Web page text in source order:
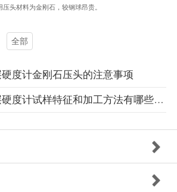
头材料为金刚石，较钢球昂贵。
全部
度计金刚石压头的注意事项
下一篇：维氏镀层硬度计试样特征和加工方法有哪些影响？